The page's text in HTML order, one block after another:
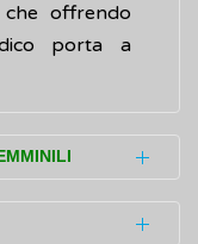
che offrendo
porta a
sono